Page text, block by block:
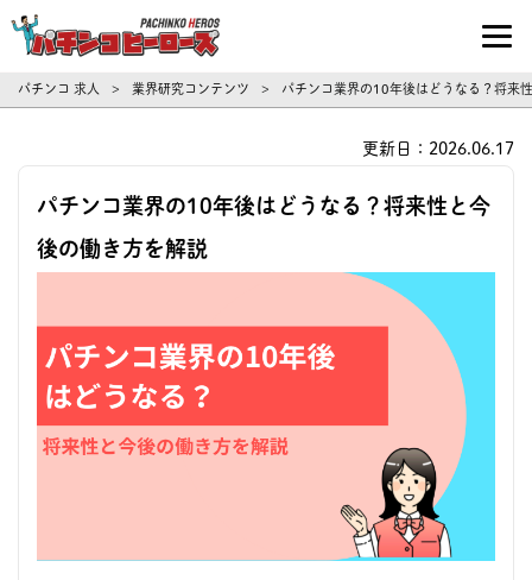
パチンコ求人・転職ならパチンコヒーロ
パチンコ 求人 > 業界研究コンテンツ > パチンコ業界の10年後はどうなる？将来
更新日：2026.06.17
パチンコ業界の10年後はどうなる？将来性と今
後の働き方を解説